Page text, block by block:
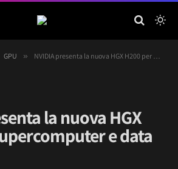
GPU » NVIDIA presenta la nuova HGX H200 per supercomputer e data center IA
la nuova HGX
e data